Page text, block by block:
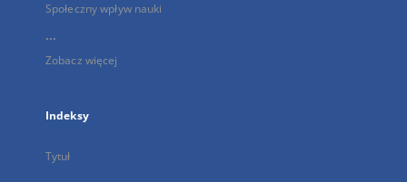
Społeczny wpływ nauki
...
Zobacz więcej
Indeksy
Tytuł